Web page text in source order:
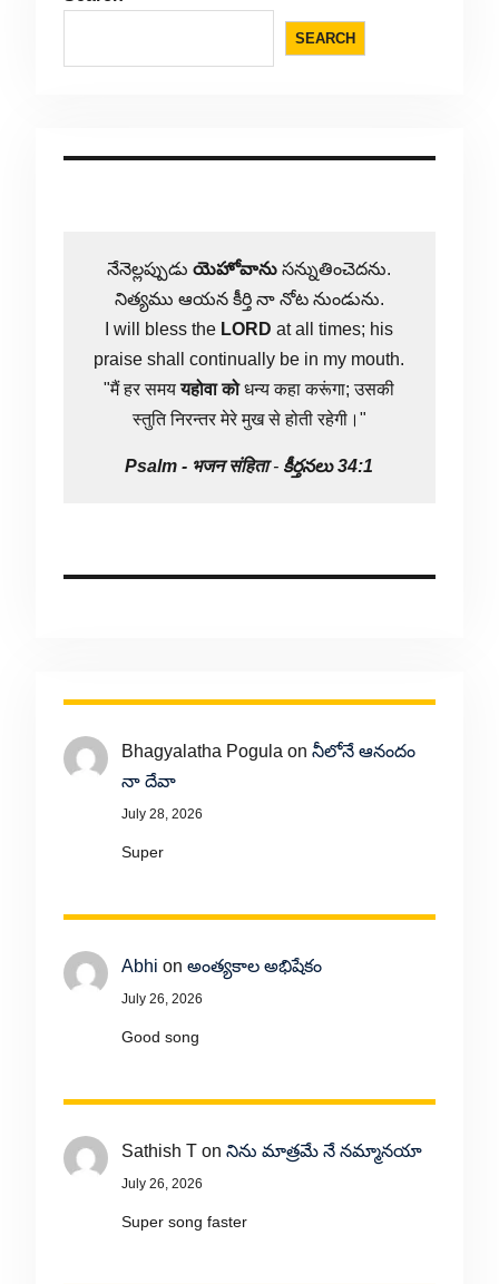
SEARCH
నేనెల్లప్పుడుయెహోవాను సన్నుతించెదను.
నిత్యము ఆయన కీర్తి నా నోట నుండును.
I will bless the LORD at all times; his
praise shall continually be in my mouth.
"मैं हर समययहोवा कोधन्य कहा करूंगा; उसकी
स्तुति निरन्तर मेरे मुख से होती रहेगी।"
Psalm - भजन संहिता- కీర్తనలు 34:1
Bhagyalatha Pogula on నీలోనే ఆనందం
నా దేవా
July 28, 2026
Super
Abhi on అంత్యకాల అభిషేకం
July 26, 2026
Good song
Sathish Ton నిను మాత్రమే నే నమ్మానయా
July 26, 2026
Super song faster